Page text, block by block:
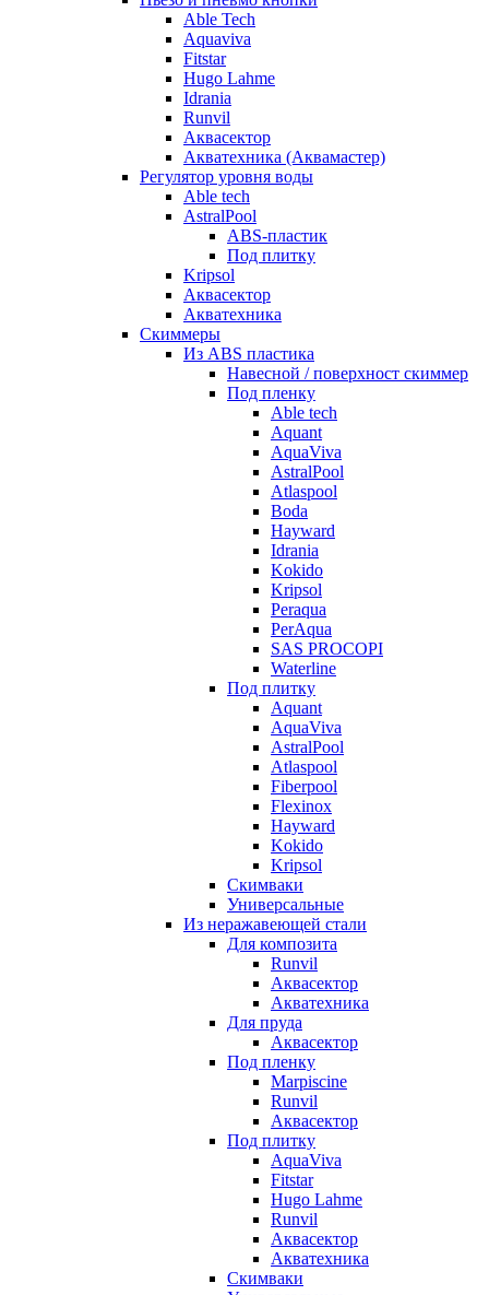
Able Tech
Aquaviva
Fitstar
Hugo Lahme
Idrania
Runvil
Аквасектор
Акватехника (Аквамастер)
Регулятор уровня воды
Able tech
AstralPool
ABS-пластик
Под плитку
Kripsol
Аквасектор
Акватехника
Скиммеры
Из ABS пластика
Навесной / поверхност скиммер
Под пленку
Able tech
Aquant
AquaViva
AstralPool
Atlaspool
Boda
Hayward
Idrania
Kokido
Kripsol
Peraqua
PerAqua
SAS PROCOPI
Waterline
Под плитку
Aquant
AquaViva
AstralPool
Atlaspool
Fiberpool
Flexinox
Hayward
Kokido
Kripsol
Скимваки
Универсальные
Из неражавеющей стали
Для композита
Runvil
Аквасектор
Акватехника
Для пруда
Аквасектор
Под пленку
Marpiscine
Runvil
Аквасектор
Под плитку
AquaViva
Fitstar
Hugo Lahme
Runvil
Аквасектор
Акватехника
Скимваки